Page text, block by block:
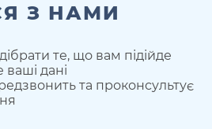
З НАМИ
те, що вам підійде
дані
та проконсультує